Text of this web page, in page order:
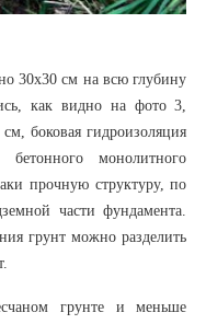
30х30 см на всю глубину
как видно на фото 3,
боковая гидроизоляция
монолитного
прочную структуру, по
части фундамента.
грунт можно разделить
грунте и меньше